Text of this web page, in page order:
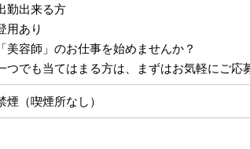
勤出来る方
用あり
美容師」のお仕事を始めませんか？
つでも当てはまる方は、まずはお気軽にご応
煙（喫煙所なし）